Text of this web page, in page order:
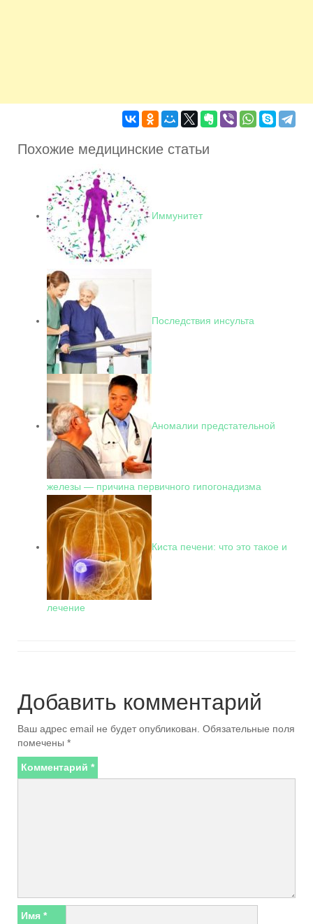
Похожие медицинские статьи
Иммунитет
Последствия инсульта
Аномалии предстательной
железы — причина первичного гипогонадизма
Киста печени: что это такое и
лечение
Добавить комментарий
Ваш адрес email не будет опубликован. Обязательные поля
помечены *
Комментарий *
Имя *